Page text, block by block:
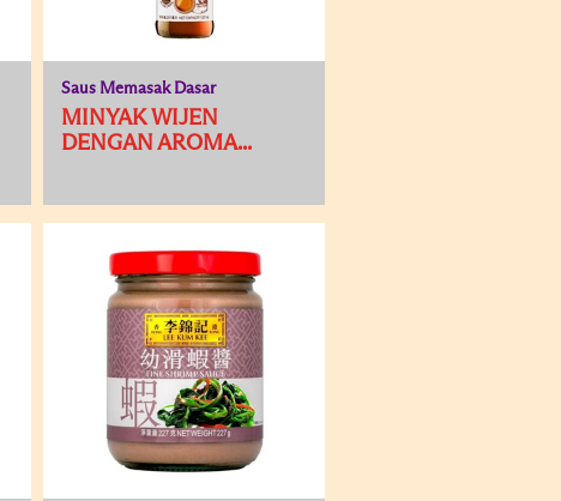
Saus Memasak Dasar
MINYAK WIJEN
DENGAN AROMA...